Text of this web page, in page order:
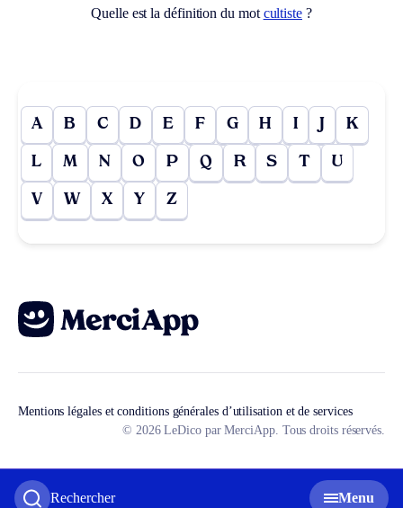
Rechercher Menu
Quelle est la définition du mot cultiste?
A B C D E F G H I J K
L M N O P Q R S T U
V W X Y Z
Mentions légales et conditions générales d’utilisation et de services
© 2026 LeDico par MerciApp. Tous droits réservés.